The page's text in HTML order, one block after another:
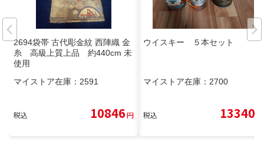
2694袋帯 古代彫金紋 西陣織 金
糸 高級上質上品 約440cm 未
使用
マイストア在庫： 2591
税込 10846円
ウイスキー ５本セット
マイストア在庫： 2700
税込 13340